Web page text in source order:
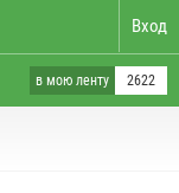
Вход
в мою ленту 2622